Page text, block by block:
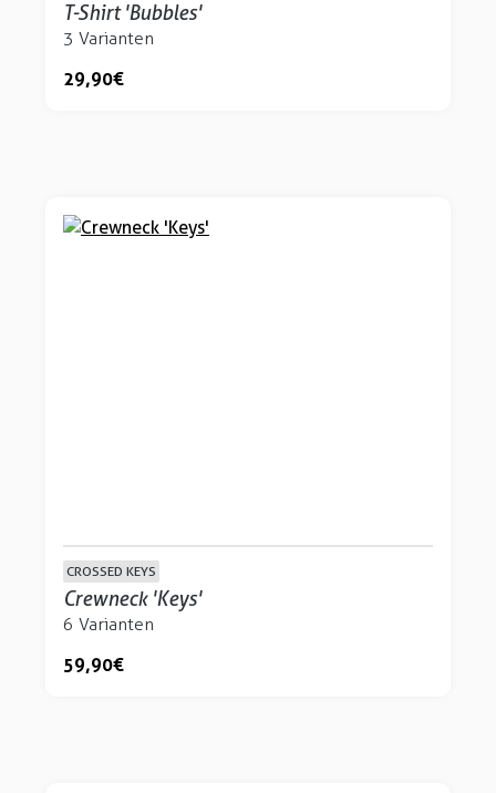
T-Shirt 'Bubbles'
3 Varianten
29,90 €
CROSSED KEYS
Crewneck 'Keys'
6 Varianten
59,90 €